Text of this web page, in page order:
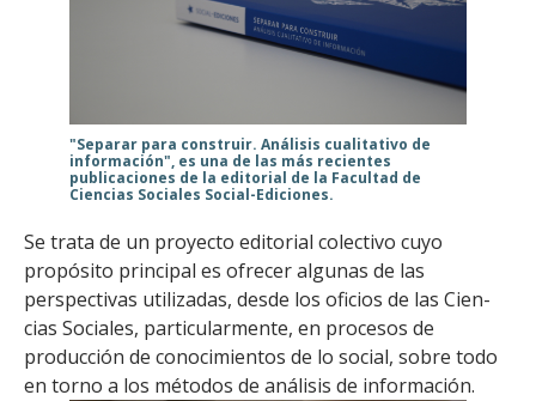
"Separar para construir. Análisis cualitativo de
información", es una de las más recientes
publicaciones de la editorial de la Facultad de
Ciencias Sociales Social-Ediciones.
Se trata de un proyecto editorial colectivo cuyo
propósito principal es ofrecer algunas de las
perspectivas utilizadas, desde los oficios de las Cien­
cias Sociales, particularmente, en procesos de
producción de conocimientos de lo so­cial, sobre todo
en torno a los métodos de análisis de información.